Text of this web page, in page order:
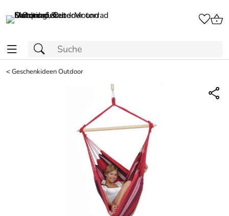
<Geschenkideen Outdoor